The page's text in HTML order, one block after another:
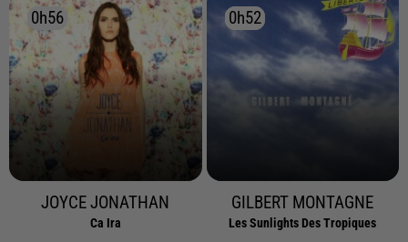
0h56
0h56
JOYCE JONATHAN
Ca Ira
0h52
0h52
GILBERT MONTAGNE
Les Sunlights Des Tropiques